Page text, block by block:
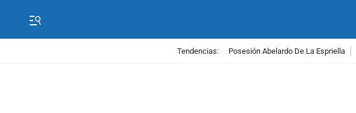
Tendencias: Posesión Abelardo De La Espriella